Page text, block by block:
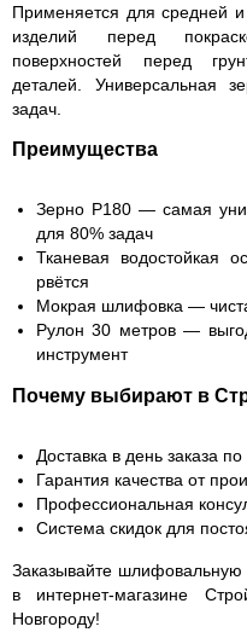
Применяется для средней
изделий перед
поверхностей перед
деталей. Универсальная
задач.
Преимущества
Зерно Р180 — самая
для 80% задач
Тканевая водостойкая
рвётся
Мокрая шлифовка —
Рулон 30 метров —
инструмент
Почему выбирают в
Доставка в день заказа
Гарантия качества от
Профессиональная
Система скидок для
Заказывайте шлифовальную
в интернет-магазине
Новгороду!